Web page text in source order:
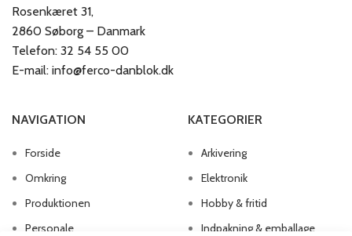
Rosenkæret 31,
2860 Søborg – Danmark
Telefon: 32 54 55 00
E-mail: info@ferco-danblok.dk
NAVIGATION
Forside
Omkring
Produktionen
Personale
KATEGORIER
Arkivering
Elektronik
Hobby & fritid
Indpakning & emballage